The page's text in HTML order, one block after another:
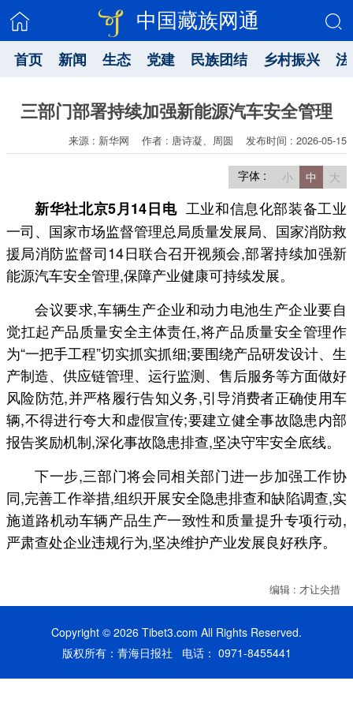
中国藏族网通
首页 新闻 生态 党建 民族团结 乡村振兴
三部门部署持续加强新能源汽车安全管理
来源 : 新华网 作者 : 唐诗凝、周圆 发布时间 : 2026-05-15
字体 : 小 中 大
新华社北京5月14日电 工业和信息化部装备工业
一司、国家市场监督管理总局质量发展局、国家消防救
援局消防监督司14日联合召开视频会,部署持续加强新
能源汽车安全管理,保障产业健康可持续发展。
会议要求,车辆生产企业和动力电池生产企业要自
觉扛起产品质量安全主体责任,将产品质量安全管理作
为“一把手工程”切实抓实抓细;要围绕产品研发设计、生
产制造、供应链管理、运行监测、售后服务等方面做好
风险防范,并严格履行告知义务,引导消费者正确使用车
辆,不得进行夸大和虚假宣传;要建立健全事故隐患内部
报告奖励机制,深化事故隐患排查,坚决守牢安全底线。
下一步,三部门将会同相关部门进一步加强工作协
同,完善工作举措,组织开展安全隐患排查和缺陷调查,实
施道路机动车辆产品生产一致性和质量提升专项行动,
严肃查处企业违规行为,坚决维护产业发展良好秩序。
编辑 : 才让尖措
Copyright © 2026 Tibet3.com All Rights Reserved.
版权所有：青海日报社 电话： 0971-8455441